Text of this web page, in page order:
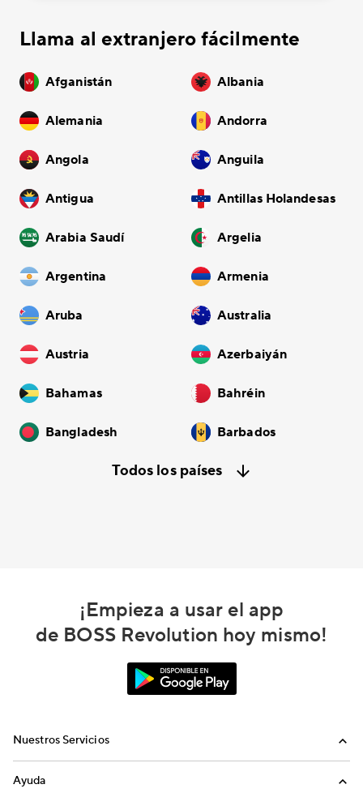
Llama al extranjero fácilmente
Afganistán Albania
Alemania Andorra
Angola Anguila
Antigua Antillas Holandesas
Arabia Saudí Argelia
Argentina Armenia
Aruba Australia
Austria Azerbaiyán
Bahamas Bahréin
Bangladesh Barbados
Todos los países
¡Empieza a usar el app
de BOSS Revolution hoy mismo!
Nuestros Servicios
Ayuda